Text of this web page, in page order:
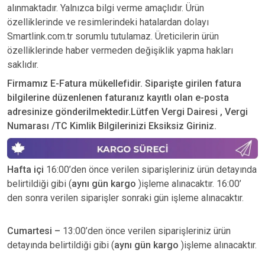
alınmaktadır. Yalnızca bilgi verme amaçlıdır. Ürün
özelliklerinde ve resimlerindeki hatalardan dolayı
Smartlink.com.tr sorumlu tutulamaz. Üreticilerin ürün
özelliklerinde haber vermeden değişiklik yapma hakları
saklıdır.
Firmamız E-Fatura mükellefidir. Siparişte girilen fatura
bilgilerine düzenlenen faturanız kayıtlı olan e-posta
adresinize gönderilmektedir.Lütfen Vergi Dairesi , Vergi
Numarası /TC Kimlik Bilgilerinizi Eksiksiz Giriniz.
Hafta içi 16:00’den önce verilen siparişleriniz ürün detayında
belirtildiği gibi (aynı gün kargo )işleme alınacaktır. 16:00’
den sonra verilen siparişler sonraki gün işleme alınacaktır.
Cumartesi – 13:00’den önce verilen siparişleriniz ürün
detayında belirtildiği gibi (aynı gün kargo )işleme alınacaktır.